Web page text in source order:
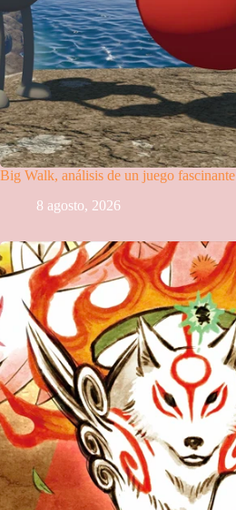
Big Walk, análisis de un juego fascinante
8 agosto, 2026